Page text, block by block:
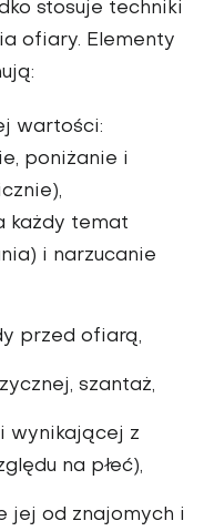
stosuje techniki
ofiary. Elementy
wartości:
poniżanie i
każdy temat
i narzucanie
przed ofiarą,
szantaż,
wynikającej z
na płeć),
jej od znajomych i